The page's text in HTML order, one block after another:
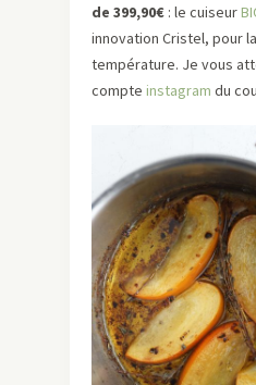
de 399,90€ : le cuiseur
innovation Cristel, pour
température. Je vous
compte instagram du